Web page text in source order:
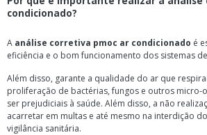
condicionado?
A análise corretiva pmoc ar condicionado é
eficiência e o bom funcionamento dos sistemas
Além disso, garante a qualidade do ar que
proliferação de bactérias, fungos e outros micro-
ser prejudiciais à saúde. Além disso, a não
acarretar em multas e até mesmo na interdição
vigilância sanitária.